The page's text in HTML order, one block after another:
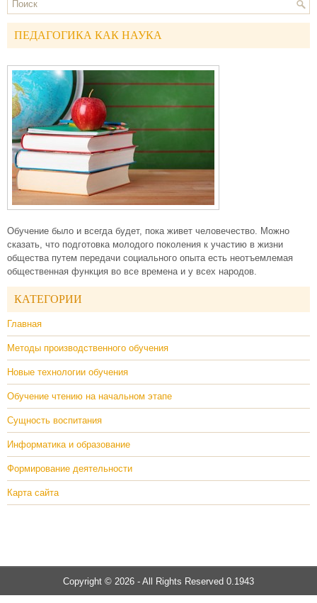
ПЕДАГОГИКА КАК НАУКА
Обучение было и всегда будет, пока живет человечество. Можно
сказать, что подготовка молодого поколения к участию в жизни
общества путем передачи социального опыта есть неотъемлемая
общественная функция во все времена и у всех народов.
КАТЕГОРИИ
Главная
Методы производственного обучения
Новые технологии обучения
Обучение чтению на начальном этапе
Сущность воспитания
Информатика и образование
Формирование деятельности
Карта сайта
Copyright © 2026 - All Rights Reserved 0.1943